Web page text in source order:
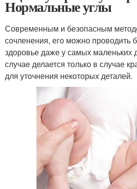
Нормальные углы
Современным и безопасным
сочленения, его можно проводить
здоровье даже у самых маленьких
случае делается только в случае
для уточнения некоторых деталей.